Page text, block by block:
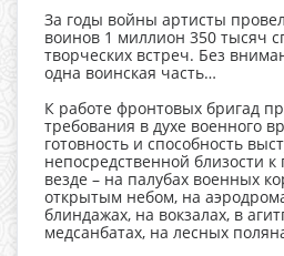
За годы войны артисты
воинов 1 миллион 350 тысяч
творческих встреч. Без
одна воинская часть…
К работе фронтовых бригад
требования в духе военного
готовность и способность
непосредственной близости к
везде – на палубах военных
открытым небом, на
блиндажах, на вокзалах, в
медсанбатах, на лесных